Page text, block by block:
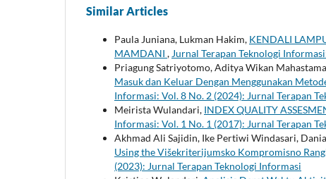
Similar Articles
Paula Juniana, Lukman Hakim, KENDALI
MAMDANI , Jurnal Terapan Teknologi
Priagung Satriyotomo, Aditya Wikan
Masuk dan Keluar Dengan Menggunakan
Informasi: Vol. 8 No. 2 (2024): Jurnal Terapan
Meirista Wulandari, INDEX QUALITY
Informasi: Vol. 1 No. 1 (2017): Jurnal Terapan
Akhmad Ali Sajidin, Ike Pertiwi Windasari,
Using the Višekriterijumsko Kompromisno
(2023): Jurnal Terapan Teknologi Informasi